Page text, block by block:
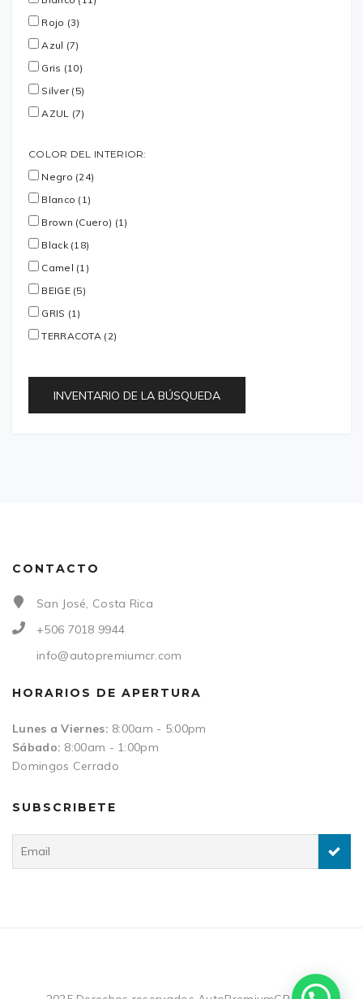
Rojo (3)
Azul (7)
Gris (10)
Silver (5)
AZUL (7)
COLOR DEL INTERIOR:
Negro (24)
Blanco (1)
Brown (Cuero) (1)
Black (18)
Camel (1)
BEIGE (5)
GRIS (1)
TERRACOTA (2)
INVENTARIO DE LA BÚSQUEDA
CONTACTO
San José, Costa Rica
+506 7018 9944
info@autopremiumcr.com
HORARIOS DE APERTURA
Lunes a Viernes: 8:00am - 5:00pm
Sábado: 8:00am - 1:00pm
Domingos Cerrado
SUBSCRIBETE